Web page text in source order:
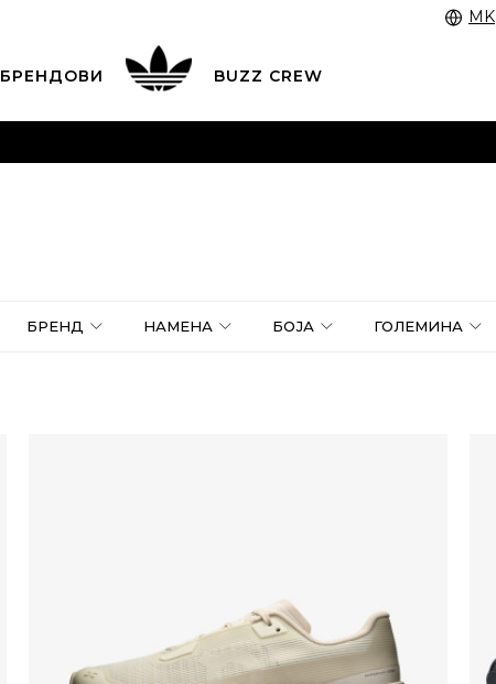
MK
БРЕНДОВИ BUZZ CREW
БРЕНД НАМЕНА БОЈА ГОЛЕМИНА